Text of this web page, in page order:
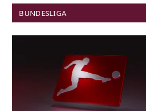
BUNDESLIGA